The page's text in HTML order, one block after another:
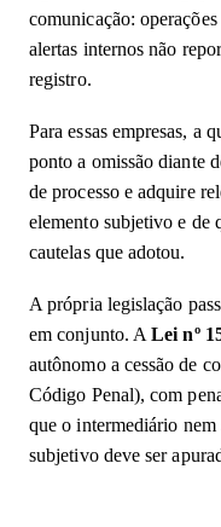
comunicação:
alertas internos não
registro.
Para essas empresas, a
ponto a omissão diante
de processo e adquire
elemento subjetivo e de
cautelas que adotou.
A própria legislação
em conjunto. ALei nº
autônomo a cessão de
Código Penal), com
que o intermediário nem
subjetivo deve ser